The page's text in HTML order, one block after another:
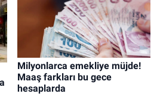
Milyonlarca emekliye müjde!
Maaş farkları bu gece
hesaplarda